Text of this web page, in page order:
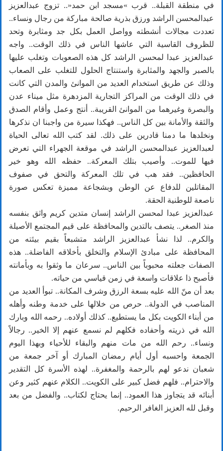
في منطقة القبلة.. قرب »مسجد ابن حمد«.. تزوج عبدالعزيز
عبدالمحسن الراشد ورزق بذرية صالحة مباركة من رجال ونساء..
تعددت مجالات أنشطته وواصل العمل بكل جد ومثابرة وتحد
للظروف القاسية التي عاشها الناس في ذلك الوقت.. واجه
عبدالعزيز عبدا لمحسن الراشد كل هذه الصعوبات وتغلب عليها
بالصبر والجهد والمثابرة واستنتاج الحلول للتغلب على الصعاب
وذلك عن طريق استخدام العديد من الموانئ والمدن التي كانت
في ذلك الوقت من المراكز التجارية المزدهرة مثل ميناء عدن
والبصرة وغيرهما من الموانئ القريبة.. أنتج وعمل وأقام الصدق
والثقة والأمانة بين كل الناس.. فهكذا سيرة من واجبنا ان نذكرها
ونخلدها ما دمنا قادرين على ذلك. لقد كتب الله تعالى الحياة
لعبدالعزيز عبدالمحسن الراشد في موقعة الجهراء التي تعرض
فيها للموت.. وأصيب بتلك المعركة.. حفظه الله وهو خير
الحافظين.. فقد هب في تلك المعركة والتحق في صفوف
المقاتلين للدفاع عن الوطن وبشجاعة مميزة تعكس صورة
ناصعة للوطنية الحقة.
عبدالعزيز عبدا لمحسن الراشد إنسان متدين كريم واثق بنفسه
منذ الصغر.. يتصف بالتدين والمحافظة على قيم المجتمع الأصيلة
والكرم.. لذا نشأ عبدالعزيز الراشد متشبعاً بقيم بيئته من
المحافظة على مبادئ الإسلام والتخلق بأخلاقه الفاضلة.. هذه
الصفات جعلته محبوباً بين الناس.. سرعان ما وثقوا به وبأمانته
فأصبح ذا علاقات واسعة في زمن قياسي من حياته.
بعد أن منّ الله عليه بسعة الرزق وشرف المكانة.. تبوأ العديد من
المناصب في الدولة.. حرص من خلالها على خدمة وطنه وأهله
من أبناء الكويت بكل ما يستطيع.. كذلك أولاده.. رحمه الله وبارك
الله في ذريته وأحفاده فكلهم لم نسمع عنهم إلا الخير.. رجالاً
ونساء.. رحم الله من مات منهم والبقاء للأحياء وبهذا اليوم
الجمعة واحسبه أول أيام رمضان المبارك أو آخر جمعة من
شعبان ندعو لهم بالرحمة والمغفرة.. لهذه الأسرة كل التقدير
والاحترام.. فلهم فضل كبير على الكويت.. الكلام عنهم كثير وعن
أبنائه قد يتجاوز هذا العمود.. إنما يحتاج لكتاب.. والفضل من بعد
وقبل لله العزيز الغافر الرحيم.